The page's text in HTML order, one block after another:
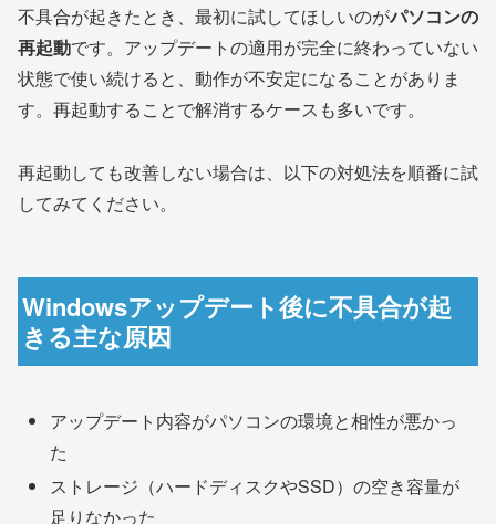
不具合が起きたとき、最初に試してほしいのがパソコンの
再起動です。アップデートの適用が完全に終わっていない
状態で使い続けると、動作が不安定になることがありま
す。再起動することで解消するケースも多いです。
再起動しても改善しない場合は、以下の対処法を順番に試
してみてください。
Windowsアップデート後に不具合が起
きる主な原因
アップデート内容がパソコンの環境と相性が悪かっ
た
ストレージ（ハードディスクやSSD）の空き容量が
足りなかった